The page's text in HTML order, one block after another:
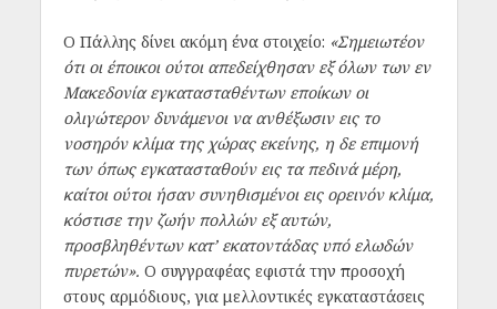
Ο Πάλλης δίνει ακόμη ένα στοιχείο: «Σημειωτέον
ότι οι έποικοι ούτοι απεδείχθησαν εξ όλων των εν
Μακεδονία εγκατασταθέντων εποίκων οι
ολιγώτερον δυνάμενοι να ανθέξωσιν εις το
νοσηρόν κλίμα της χώρας εκείνης, η δε επιμονή
των όπως εγκατασταθούν εις τα πεδινά μέρη,
καίτοι ούτοι ήσαν συνηθισμένοι εις ορεινόν κλίμα,
κόστισε την ζωήν πολλών εξ αυτών,
προσβληθέντων κατ’ εκατοντάδας υπό ελωδών
πυρετών». Ο συγγραφέας εφιστά την προσοχή
στους αρμόδιους, για μελλοντικές εγκαταστάσεις